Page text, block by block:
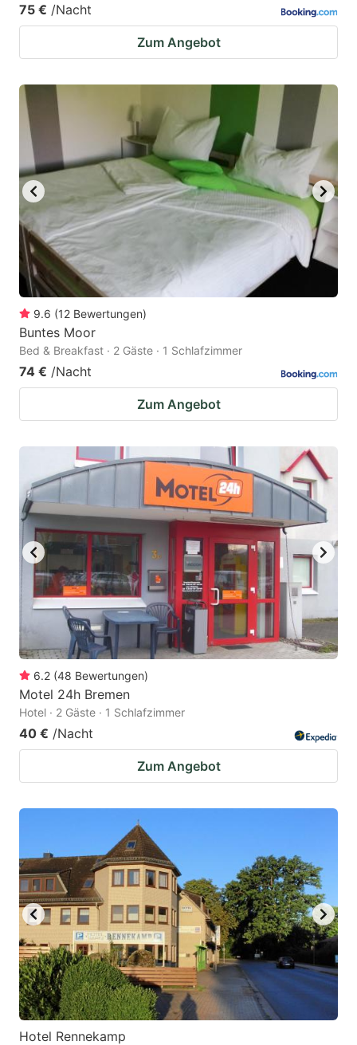
75 € /Nacht
Zum Angebot
9.6 (12 Bewertungen)
Buntes Moor
Bed & Breakfast · 2 Gäste · 1 Schlafzimmer
74 € /Nacht
Zum Angebot
6.2 (48 Bewertungen)
Motel 24h Bremen
Hotel · 2 Gäste · 1 Schlafzimmer
40 € /Nacht
Zum Angebot
Hotel Rennekamp